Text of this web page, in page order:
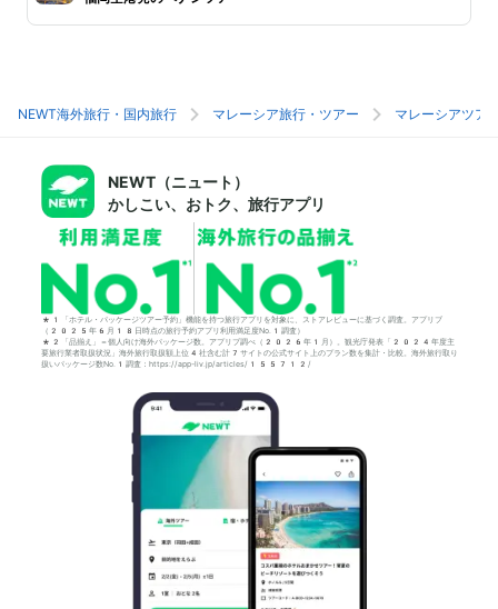
NEWT海外旅行・国内旅行 マレーシア旅行・ツアー マレーシアツア
NEWT（ニュート）
かしこい、おトク、旅行アプリ
*1「ホテル・パッケージツアー予約」機能を持つ旅行アプリを対象に、ストアレビューに基づく調査。アプリブ
（2025年6月18日時点の旅行予約アプリ利用満足度No.1調査）
*2「品揃え」＝個人向け海外パッケージ数。アプリブ調べ（2026年1月）。観光庁発表「2024年度主
要旅行業者取扱状況」海外旅行取扱額上位4社含む計7サイトの公式サイト上のプラン数を集計・比較。海外旅行取り
扱いパッケージ数No.1調査：https://app-liv.jp/articles/155712/